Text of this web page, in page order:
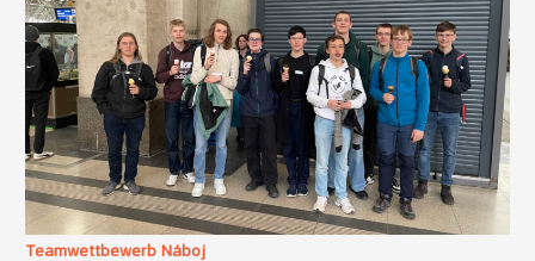
Teamwettbewerb Náboj